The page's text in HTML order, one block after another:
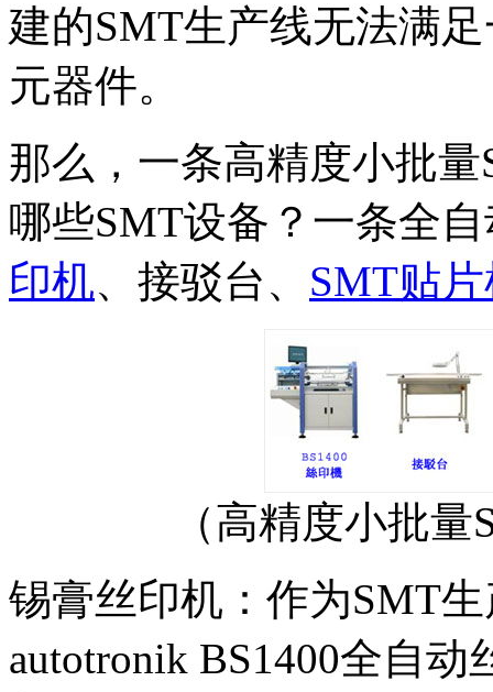
建的SMT生产线无法满
元器件。
那么，一条高精度小批
哪些SMT设备？一条全
印机、接驳台、 SMT贴
（高精度小批
锡膏丝印机：作为SMT
autotronik BS1400全自